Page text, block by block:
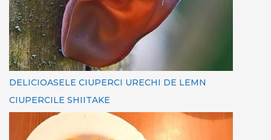
DELICIOASELE CIUPERCI URECHI DE LEMN
CIUPERCILE SHIITAKE